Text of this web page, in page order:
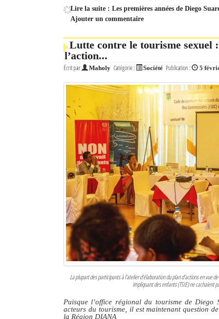
Lire la suite : Les premières années de Diego
Ajouter un commentaire
Lutte contre le tourisme sexuel
l’action...
Écrit par Maholy Catégorie : Société Publication : 5
La plupart des participants à l’atelier d’élaboration du plan d’actions en vue
impliquant des enfants (TSIE) ne cachaient
Puisque l’office régional du tourisme de
acteurs du tourisme, il est maintenant question
la Région DIANA